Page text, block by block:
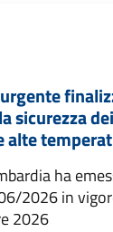
sicurezza
alte
ha
2026 in
2026